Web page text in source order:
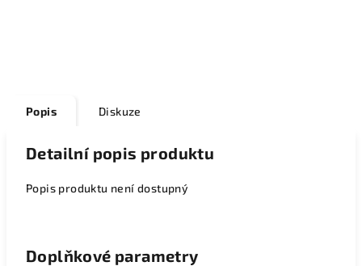
Popis Diskuze
Detailní popis produktu
Popis produktu není dostupný
Doplňkové parametry